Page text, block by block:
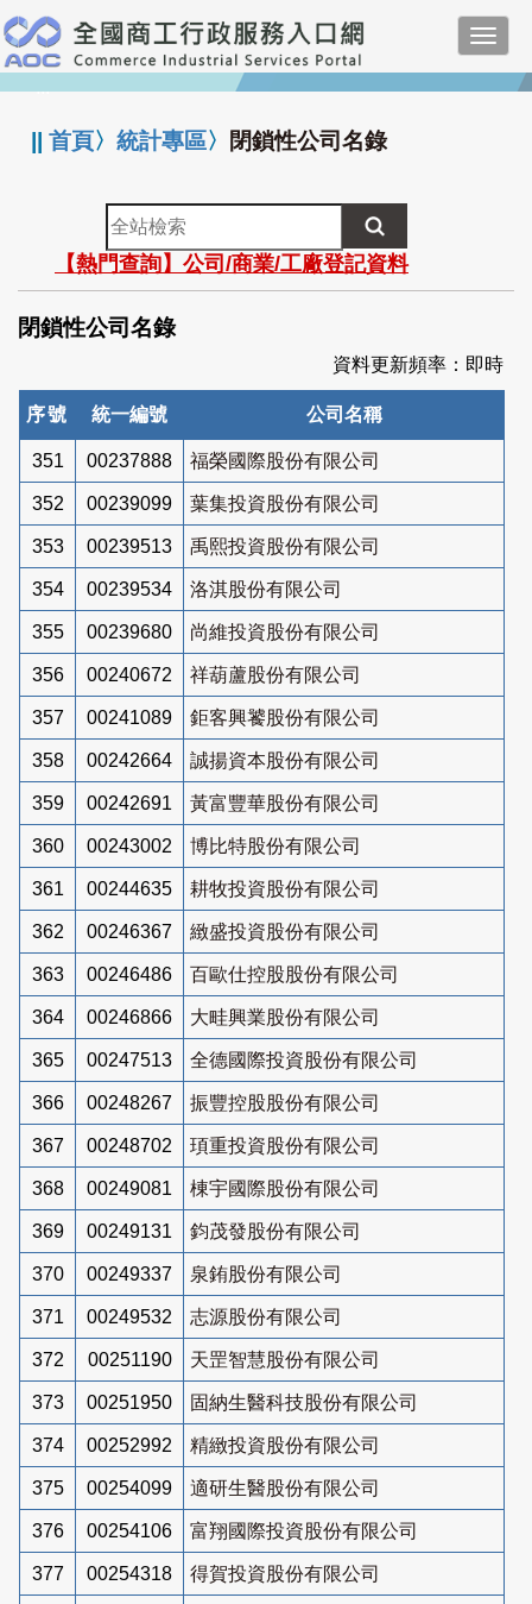
跳
到
主
要
:::
||首頁〉統計專區〉 閉鎖性公司名錄
全
站
檢
索
【熱門查詢】公司/商業/工廠登記資料
閉鎖性公司名錄
資料更新頻率：即時
序號 統一編號 公司名稱
351 00237888 福榮國際股份有限公司
352 00239099 葉集投資股份有限公司
353 00239513 禹熙投資股份有限公司
354 00239534 洛淇股份有限公司
355 00239680 尚維投資股份有限公司
356 00240672 祥葫蘆股份有限公司
357 00241089 鉅客興饕股份有限公司
358 00242664 誠揚資本股份有限公司
359 00242691 黃富豐華股份有限公司
360 00243002 博比特股份有限公司
361 00244635 耕牧投資股份有限公司
362 00246367 緻盛投資股份有限公司
363 00246486 百歐仕控股股份有限公司
364 00246866 大畦興業股份有限公司
365 00247513 全德國際投資股份有限公司
366 00248267 振豐控股股份有限公司
367 00248702 頊重投資股份有限公司
368 00249081 棟宇國際股份有限公司
369 00249131 鈞茂發股份有限公司
370 00249337 泉銪股份有限公司
371 00249532 志源股份有限公司
372 00251190 天罡智慧股份有限公司
373 00251950 固納生醫科技股份有限公司
374 00252992 精緻投資股份有限公司
375 00254099 適研生醫股份有限公司
376 00254106 富翔國際投資股份有限公司
377 00254318 得賀投資股份有限公司